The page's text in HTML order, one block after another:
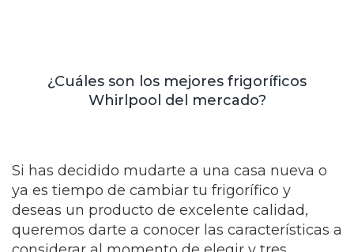
¿Cuáles son los mejores frigoríficos
Whirlpool del mercado?
Si has decidido mudarte a una casa nueva o
ya es tiempo de cambiar tu frigorífico y
deseas un producto de excelente calidad,
queremos darte a conocer las características a